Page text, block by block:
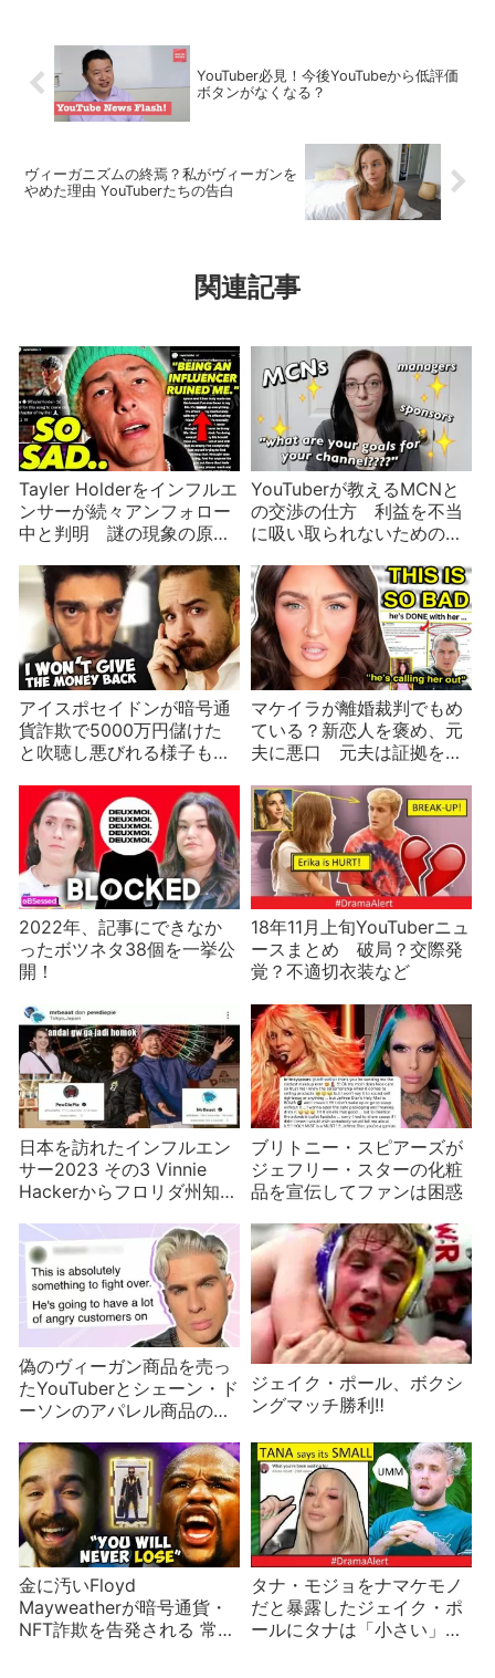
YouTuber必見！今後YouTubeから低評価
ボタンがなくなる？
ヴィーガニズムの終焉？私がヴィーガンを
やめた理由 YouTuberたちの告白
関連記事
Tayler Holderをインフルエ
ンサーが続々アンフォロー
中と判明 謎の現象の原因
YouTuberが教えるMCNと
の交渉の仕方 利益を不当
に吸い取られないための三
アイスポセイドンが暗号通
貨詐欺で5000万円儲けた
と吹聴し悪びれる様子もな
マケイラが離婚裁判でもめ
ている？新恋人を褒め、元
夫に悪口 元夫は証拠を探
2022年、記事にできなか
ったボツネタ38個を一挙公
開！
18年11月上旬YouTuberニュ
ースまとめ 破局？交際発
覚？不適切衣装など
日本を訪れたインフルエン
サー2023 その3 Vinnie
Hackerからフロリダ州知事
ブリトニー・スピアーズが
ジェフリー・スターの化粧
品を宣伝してファンは困惑
偽のヴィーガン商品を売っ
たYouTuberとシェーン・ド
ーソンのアパレル商品の問
ジェイク・ポール、ボクシ
ングマッチ勝利‼
金に汚いFloyd
Mayweatherが暗号通貨・
NFT詐欺を告発される 常習
タナ・モジョをナマケモノ
だと暴露したジェイク・ポ
ールにタナは「小さい」と